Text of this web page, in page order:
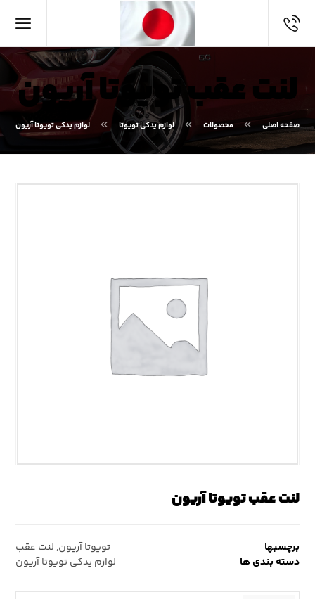
لنت عقب تویوتا آریون
صفحه اصلی محصولات لوازم یدکی تویوتا لوازم یدکی تویوتا آریون
لنت عقب تویوتا آریون
برچسبها تویوتا آریون, لنت عقب
دسته بندی ها
لوازم یدکی تویوتا آریون